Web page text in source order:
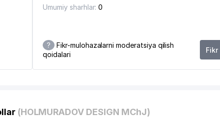
Umumiy sharhlar: 0
?
Fikr-mulohazalarni moderatsiya qilish
qoidalari
(HOLMURADOV DESIGN MChJ)